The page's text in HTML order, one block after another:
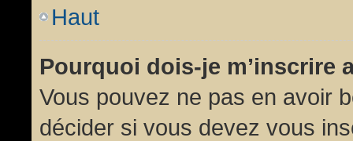
Haut
Pourquoi dois-je m’inscrire
Vous pouvez ne pas en avoir
décider si vous devez vous